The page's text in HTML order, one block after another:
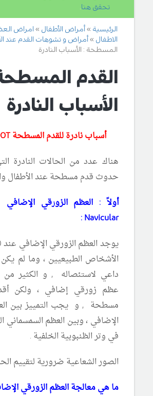
تحقق هنا.
الرئيسية أمراض الأطفال
امراض
الاطفال
أمراض و تشوهات القدم عند
المسطحة : الأسباب النادرة
القدم
الأسباب النادرة
أسباب نادرة للقدم المسطحة
هناك عدد من الحالات النادرة
حدوث قدم مسطحة عند الأطفال
أولاً : العظم الزورقي
Navicular
:
الأشخاص الطبيعيين ، وما لم
داعي لاستئصاله , و الكثير من
عظم زورقي إضافي ، ولكن
مسطحة , و يجب التمييز بين
الإضافي ، وبين العظم السمسماني
في وتر الظنبوبية الخلفية .
الصور الشعاعية ضرورية لتقييم
ما هي معالجة العظم الزورقي